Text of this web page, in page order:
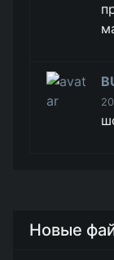
Новые